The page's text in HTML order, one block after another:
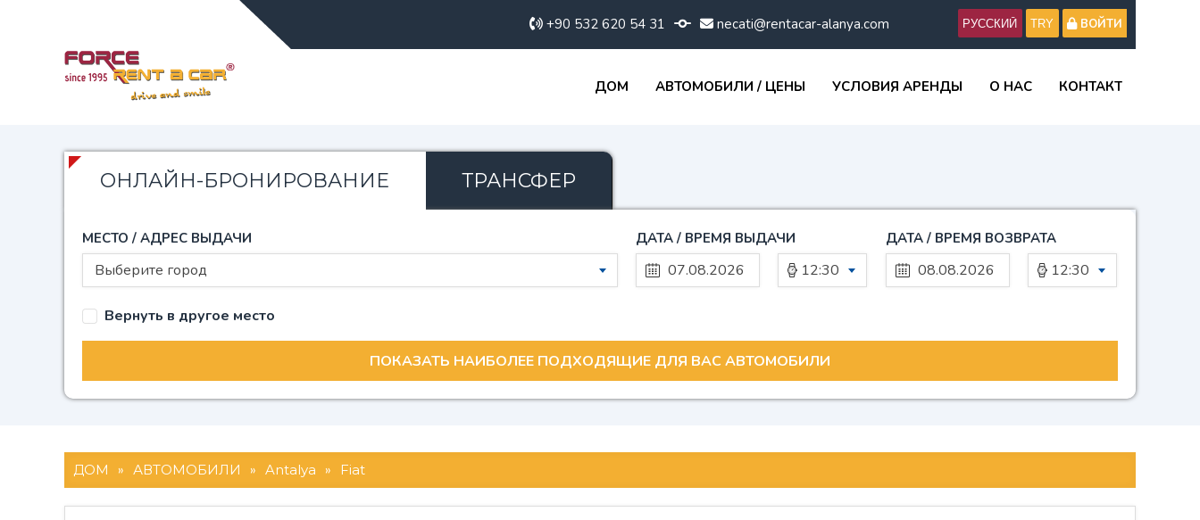
+90 532 620 54 31 necati@rentacar-alanya.com ВОЙТИ
ДОМ АВТОМОБИЛИ / ЦЕНЫ УСЛОВИЯ АРЕНДЫ О НАС КОНТАКТ
ОНЛАЙН-БРОНИРОВАНИЕ ТРАНСФЕР
МЕСТО / АДРЕС ВЫДАЧИ
Выберите город
ДАТА / ВРЕМЯ ВЫДАЧИ
12:30
ДАТА / ВРЕМЯ ВОЗВРАТА
12:30
Вернуть в другое место
ДОМ » АВТОМОБИЛИ » Antalya » Fiat